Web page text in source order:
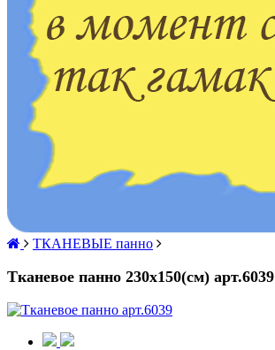
ТКАНЕВЫЕ панно
Тканевое панно 230х150(см) арт.6039